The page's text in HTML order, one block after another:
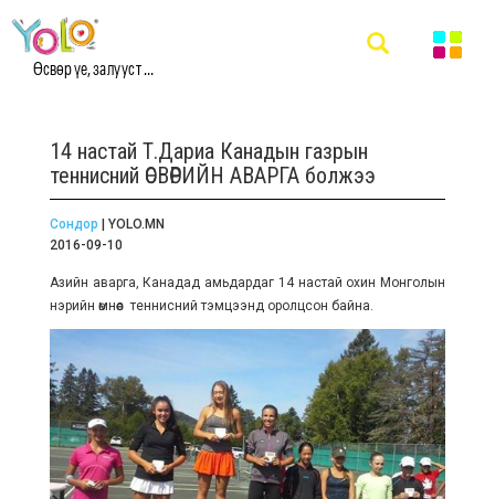
Өсвөр үе, залууст ...
14 настай Т.Дариа Канадын газрын
теннисний ӨСВӨРИЙН АВАРГА болжээ
Сондор | YOLO.MN
2016-09-10
Азийн аварга, Канадад амьдардаг 14 настай охин Монголын
нэрийн өмнөөс теннисний тэмцээнд оролцсон байна.